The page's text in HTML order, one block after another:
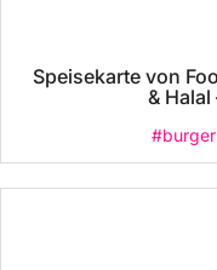
Speisekarte von
&
#burger